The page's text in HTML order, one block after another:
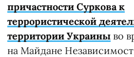
причастности Суркова к
террористической
территории Украины во
на Майдане